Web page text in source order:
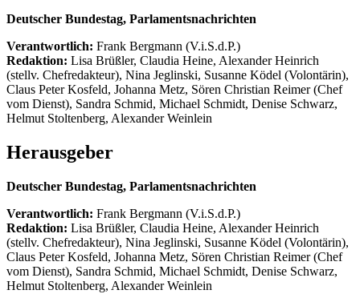
Deutscher Bundestag, Parlamentsnachrichten
Verantwortlich: Frank Bergmann (V.i.S.d.P.)
Redaktion: Lisa Brüßler, Claudia Heine, Alexander Heinrich
(stellv. Chefredakteur), Nina Jeglinski, Susanne Ködel (Volontärin),
Claus Peter Kosfeld, Johanna Metz, Sören Christian Reimer (Chef
vom Dienst), Sandra Schmid, Michael Schmidt, Denise Schwarz,
Helmut Stoltenberg, Alexander Weinlein
Herausgeber
Deutscher Bundestag, Parlamentsnachrichten
Verantwortlich: Frank Bergmann (V.i.S.d.P.)
Redaktion: Lisa Brüßler, Claudia Heine, Alexander Heinrich
(stellv. Chefredakteur), Nina Jeglinski, Susanne Ködel (Volontärin),
Claus Peter Kosfeld, Johanna Metz, Sören Christian Reimer (Chef
vom Dienst), Sandra Schmid, Michael Schmidt, Denise Schwarz,
Helmut Stoltenberg, Alexander Weinlein